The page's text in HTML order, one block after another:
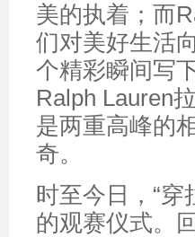
美的执着；而
们对美好生活
个精彩瞬间写
Ralph Lauren
是两重高峰的
奇。
时至今日，“
的观赛仪式。